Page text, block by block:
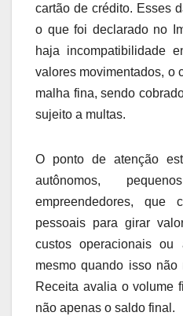
cartão de crédito. Esses
o que foi declarado no
haja incompatibilidade
valores movimentados, o
malha fina, sendo
sujeito a multas.
O ponto de atenção
autônomos,
empreendedores, que
pessoais para girar
custos operacionais
mesmo quando isso não
Receita avalia o volume
não apenas o saldo final.